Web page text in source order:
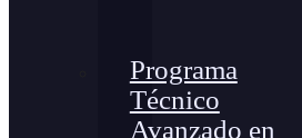
Programa
Técnico
Avanzado en